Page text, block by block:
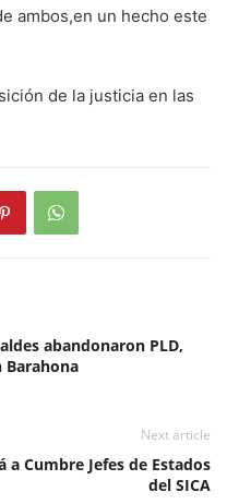
ambos,en un hecho este
de la justicia en las
abandonaron PLD,
Barahona
Next article
Cumbre Jefes de Estados
del SICA